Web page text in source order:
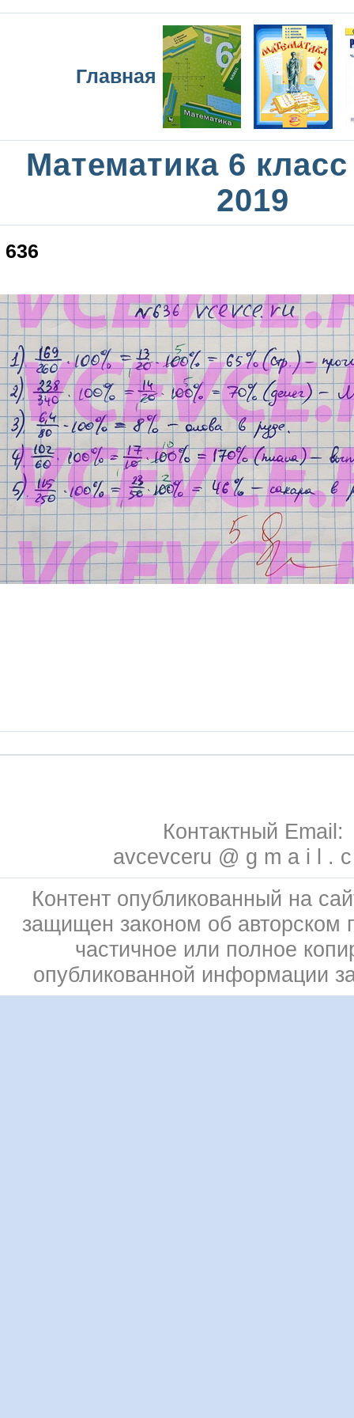
Главная
Математика 6
2019
636
Контактный Email:
avcevceru @ g m a i l .
Контент опубликованный на
защищен законом об авторском
частичное или полное
опубликованной информации